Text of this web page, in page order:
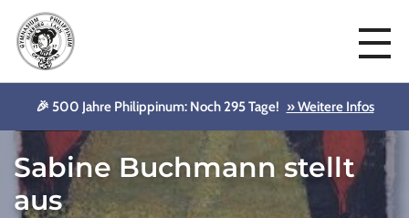
🎉 500 Jahre Philippinum: Noch 295 Tage! » Weitere Infos
Sabine Buchmann stellt
aus